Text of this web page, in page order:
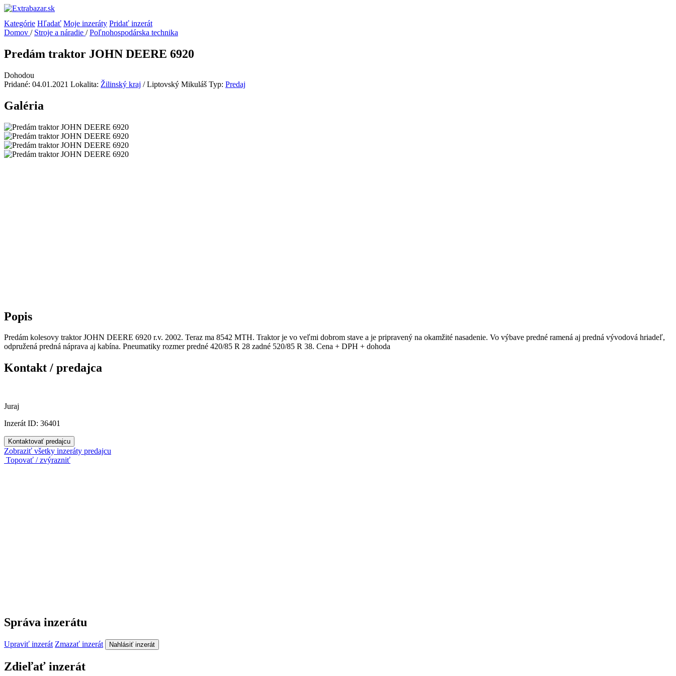
Kategórie Hľadať Moje inzeráty Pridať inzerát
Domov / Stroje a náradie / Poľnohospodárska technika
Predám traktor JOHN DEERE 6920
Dohodou
Pridané: 04.01.2021 Lokalita: Žilinský kraj / Liptovský Mikuláš Typ: Predaj
Galéria
Popis
Predám kolesovy traktor JOHN DEERE 6920 r.v. 2002. Teraz ma 8542 MTH. Traktor je vo veľmi dobrom stave a je pripravený na okamžité nasadenie. Vo výbave predné ramená aj predná vývodová hriadeľ,
odpružená predná náprava aj kabína. Pneumatiky rozmer predné 420/85 R 28 zadné 520/85 R 38. Cena + DPH + dohoda
Kontakt / predajca
Juraj
Inzerát ID: 36401
Kontaktovať predajcu
Zobraziť všetky inzeráty predajcu
Topovať / zvýrazniť
Správa inzerátu
Upraviť inzerát Zmazať inzerát Nahlásiť inzerát
Zdieľať inzerát